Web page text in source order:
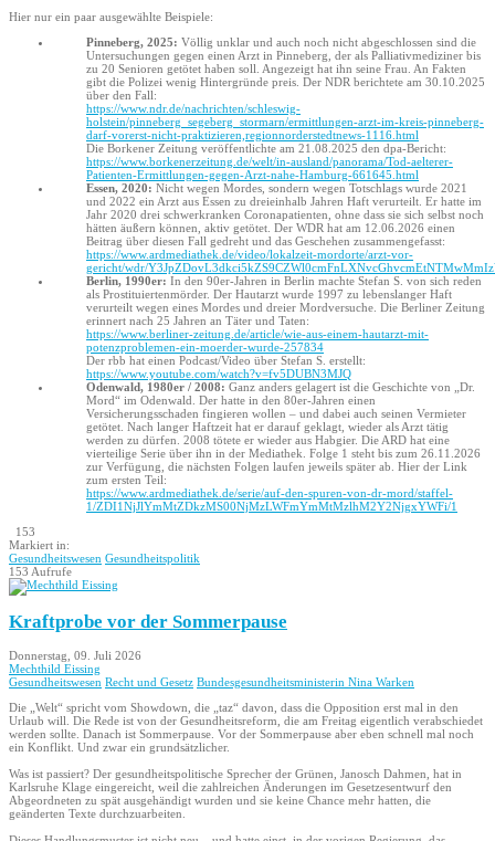
Hier nur ein paar ausgewählte Beispiele:
Pinneberg, 2025: Völlig unklar und auch noch nicht abgeschlossen sind die
Untersuchungen gegen einen Arzt in Pinneberg, der als Palliativmediziner bis
zu 20 Senioren getötet haben soll. Angezeigt hat ihn seine Frau. An Fakten
gibt die Polizei wenig Hintergründe preis. Der NDR berichtete am 30.10.2025
über den Fall:
https://www.ndr.de/nachrichten/schleswig-
holstein/pinneberg_segeberg_stormarn/ermittlungen-arzt-im-kreis-pinneberg-
darf-vorerst-nicht-praktizieren,regionnorderstedtnews-1116.html
Die Borkener Zeitung veröffentlichte am 21.08.2025 den dpa-Bericht:
https://www.borkenerzeitung.de/welt/in-ausland/panorama/Tod-aelterer-
Patienten-Ermittlungen-gegen-Arzt-nahe-Hamburg-661645.html
Essen, 2020: Nicht wegen Mordes, sondern wegen Totschlags wurde 2021
und 2022 ein Arzt aus Essen zu dreieinhalb Jahren Haft verurteilt. Er hatte im
Jahr 2020 drei schwerkranken Coronapatienten, ohne dass sie sich selbst noch
hätten äußern können, aktiv getötet. Der WDR hat am 12.06.2026 einen
Beitrag über diesen Fall gedreht und das Geschehen zusammengefasst:
https://www.ardmediathek.de/video/lokalzeit-mordorte/arzt-vor-
gericht/wdr/
Berlin, 1990er: In den 90er-Jahren in Berlin machte Stefan S. von sich reden
als Prostituiertenmörder. Der Hautarzt wurde 1997 zu lebenslanger Haft
verurteilt wegen eines Mordes und dreier Mordversuche. Die Berliner Zeitung
erinnert nach 25 Jahren an Täter und Taten:
https://www.berliner-zeitung.de/article/wie-aus-einem-hautarzt-mit-
potenzproblemen-ein-moerder-wurde-257834
Der rbb hat einen Podcast/Video über Stefan S. erstellt:
https://www.youtube.com/watch?v=fv5DUBN3MJQ
Odenwald, 1980er / 2008: Ganz anders gelagert ist die Geschichte von „Dr.
Mord“ im Odenwald. Der hatte in den 80er-Jahren einen
Versicherungsschaden fingieren wollen – und dabei auch seinen Vermieter
getötet. Nach langer Haftzeit hat er darauf geklagt, wieder als Arzt tätig
werden zu dürfen. 2008 tötete er wieder aus Habgier. Die ARD hat eine
vierteilige Serie über ihn in der Mediathek. Folge 1 steht bis zum 26.11.2026
zur Verfügung, die nächsten Folgen laufen jeweils später ab. Hier der Link
zum ersten Teil:
https://www.ardmediathek.de/serie/auf-den-spuren-von-dr-mord/staffel-
1/ZDI1NjJlYmMtZDkzMS00NjMzLWFmYmMtMzlhM2Y2NjgxYWFi/1
153
Markiert in:
Gesundheitswesen Gesundheitspolitik
153 Aufrufe
Kraftprobe vor der Sommerpause
Donnerstag, 09. Juli 2026
Mechthild Eissing
Gesundheitswesen Recht und Gesetz Bundesgesundheitsministerin Nina Warken
Die „Welt“ spricht vom Showdown, die „taz“ davon, dass die Opposition erst mal in den
Urlaub will. Die Rede ist von der Gesundheitsreform, die am Freitag eigentlich verabschiedet
werden sollte. Danach ist Sommerpause. Vor der Sommerpause aber eben schnell mal noch
ein Konflikt. Und zwar ein grundsätzlicher.
Was ist passiert? Der gesundheitspolitische Sprecher der Grünen, Janosch Dahmen, hat in
Karlsruhe Klage eingereicht, weil die zahlreichen Änderungen im Gesetzesentwurf den
Abgeordneten zu spät ausgehändigt wurden und sie keine Chance mehr hatten, die
geänderten Texte durchzuarbeiten.